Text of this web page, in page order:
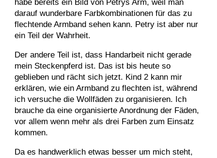
habe bereits ein Bild von Petrys Arm, weil man
darauf wunderbare Farbkombinationen für das zu
flechtende Armband sehen kann. Petry ist aber nur
ein Teil der Wahrheit.
Der andere Teil ist, dass Handarbeit nicht gerade
mein Steckenpferd ist. Das ist bis heute so
geblieben und rächt sich jetzt. Kind 2 kann mir
erklären, wie ein Armband zu flechten ist, während
ich versuche die Wollfäden zu organisieren. Ich
brauche da eine organisierte Anordnung der Fäden,
vor allem wenn mehr als drei Farben zum Einsatz
kommen.
Da es handwerklich etwas besser um mich steht,